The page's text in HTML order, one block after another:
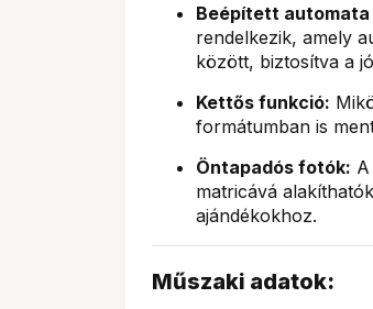
Beépített automata
rendelkezik, amely
között, biztosítva a
Kettős funkció:
formátumban is
Öntapadós fotók:
matricává
ajándékokhoz.
Műszaki adatok: